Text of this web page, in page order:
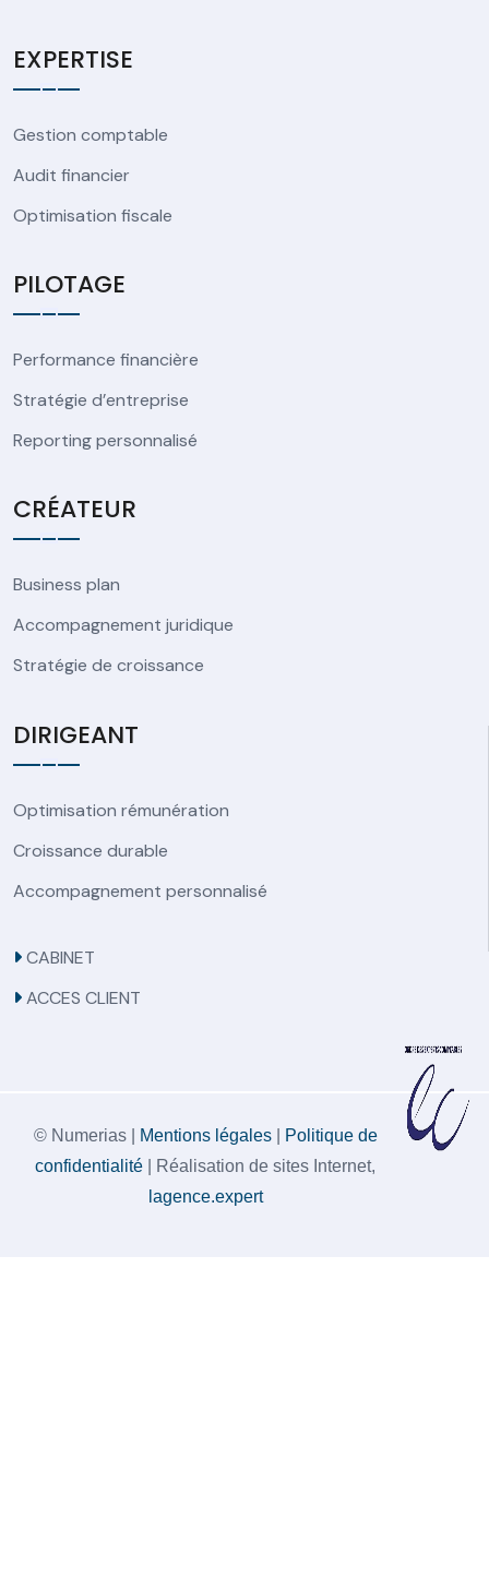
EXPERTISE
Gestion comptable
Audit financier
Optimisation fiscale
PILOTAGE
Performance financière
Stratégie d’entreprise
Reporting personnalisé
CRÉATEUR
Business plan
Accompagnement juridique
Stratégie de croissance
DIRIGEANT
Optimisation rémunération
Croissance durable
Accompagnement personnalisé
CABINET
ACCES CLIENT
© Numerias | Mentions légales|
Politique de
confidentialité | Réalisation de sites Internet,
lagence.expert